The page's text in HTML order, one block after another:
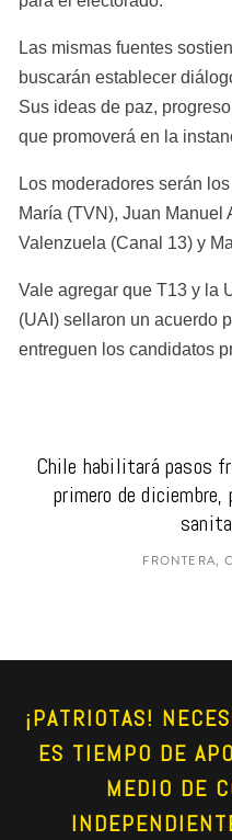
Las mismas fuentes
buscarán establecer
Sus ideas de paz,
que promoverá en la
Los moderadores serán
María (TVN), Juan Manuel
Valenzuela (Canal 13) y
Vale agregar que T13 y la
(UAI) sellaron un acuerdo
entreguen los candidatos
Chile habilitará pasos
primero de diciembre,
FRONTERA,
¡PATRIOTAS!
ES TIEMPO DE
MEDIO DE